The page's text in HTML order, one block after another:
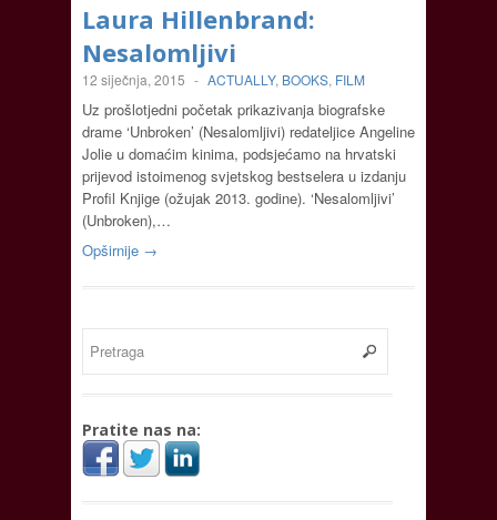
Laura Hillenbrand:
Nesalomljivi
12 siječnja, 2015 - ACTUALLY, BOOKS, FILM
Uz prošlotjedni početak prikazivanja biografske
drame ‘Unbroken’ (Nesalomljivi) redateljice Angeline
Jolie u domaćim kinima, podsjećamo na hrvatski
prijevod istoimenog svjetskog bestselera u izdanju
Profil Knjige (ožujak 2013. godine). ‘Nesalomljivi’
(Unbroken),…
Opširnije →
Pratite nas na: